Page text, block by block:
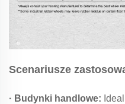
Scenariusze
· Budynki handlowe: